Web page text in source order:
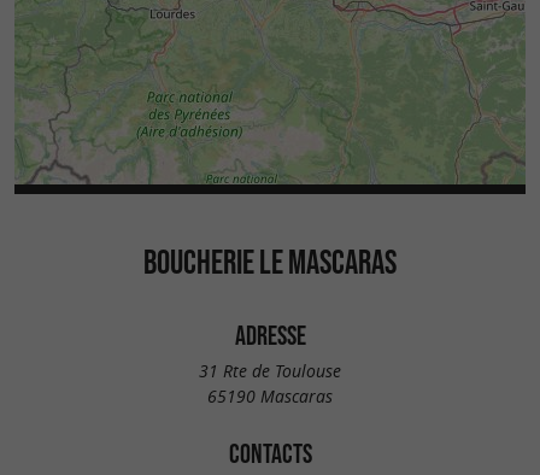
BOUCHERIE LE MASCARAS
ADRESSE
31 Rte de Toulouse
65190 Mascaras
CONTACTS